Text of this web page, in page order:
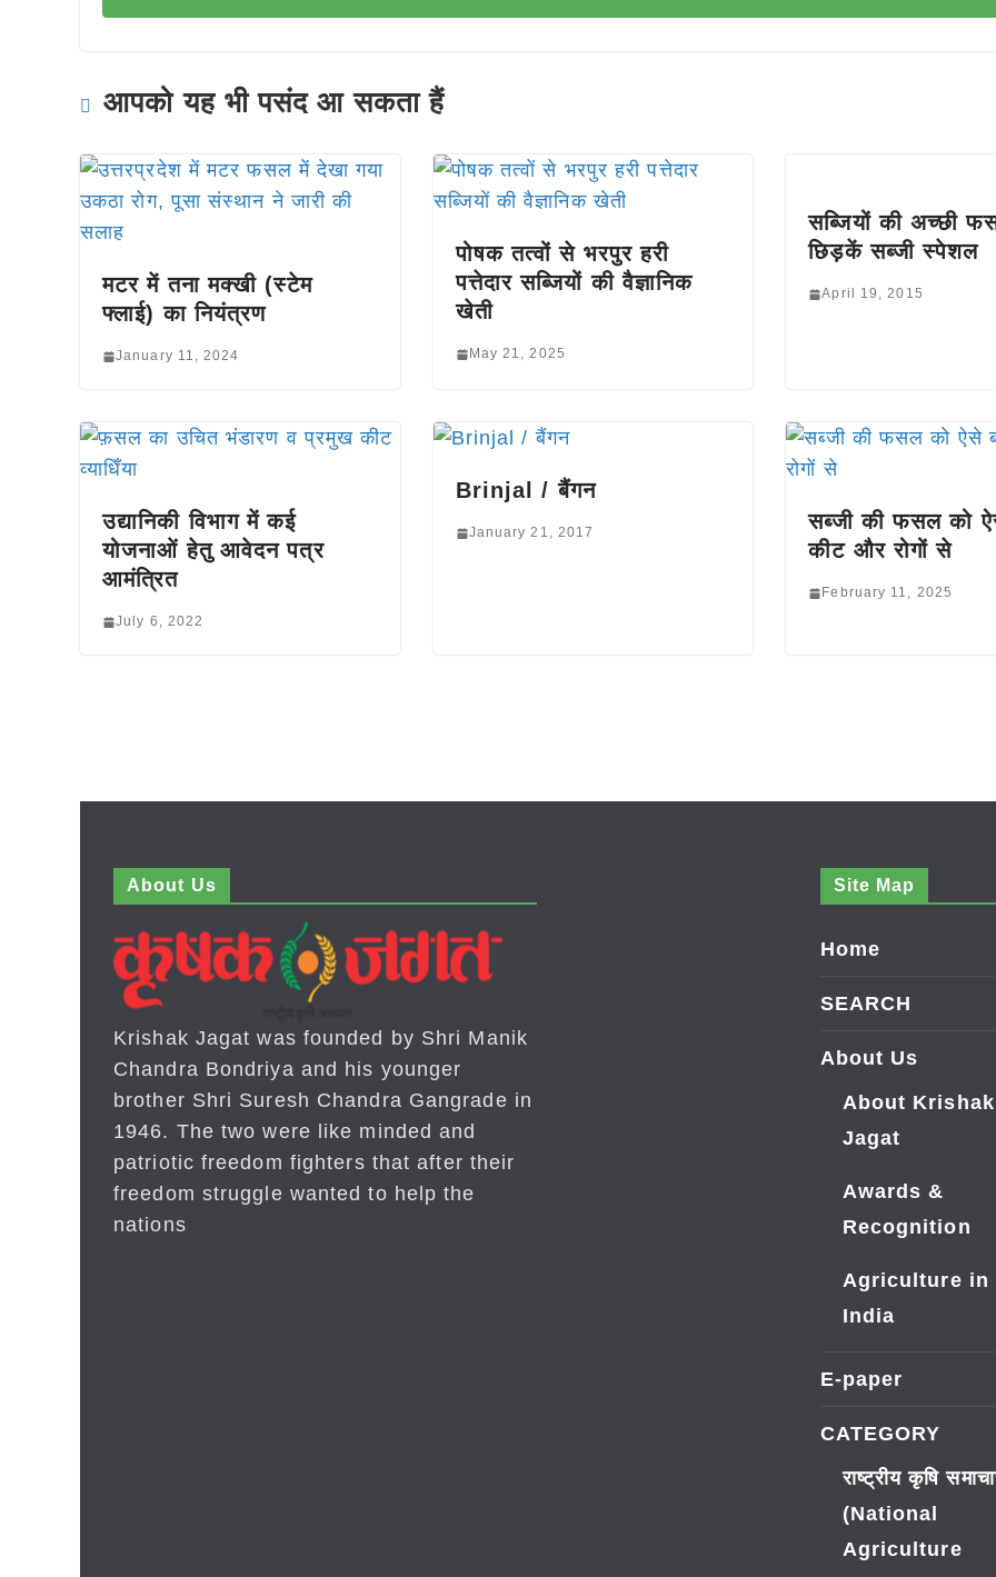
आपको यह भी पसंद आ सकता हैं
मटर में तना मक्खी (स्टेम
फ्लाई) का नियंत्रण
January 11, 2024
पोषक तत्वों से भरपुर हरी
पत्तेदार सब्जियों की वैज्ञानिक
खेती
May 21, 2025
सब्जियों की अच्छी
छिड़कें सब्जी स्पेशल
April 19, 2015
उद्यानिकी विभाग में कई
योजनाओं हेतु आवेदन पत्र
आमंत्रित
July 6, 2022
Brinjal / बैंगन
January 21, 2017
सब्जी की फसल को
कीट और रोगों से
February 11, 2025
About Us
Krishak Jagat was founded by Shri Manik
Chandra Bondriya and his younger
brother Shri Suresh Chandra Gangrade in
1946. The two were like minded and
patriotic freedom fighters that after their
freedom struggle wanted to help the
nations
Site Map
Home
SEARCH
About Us
About Krishak
Jagat
Awards &
Recognition
Agriculture in
India
E-paper
CATEGORY
राष्ट्रीय कृषि
(National
Agriculture